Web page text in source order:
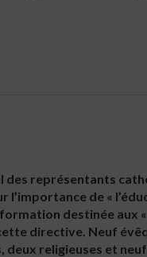
des représentants
l’importance de «
destinée aux
directive. Neuf
religieuses et